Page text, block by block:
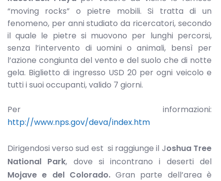
“moving rocks” o pietre mobili. Si tratta di un
fenomeno, per anni studiato da ricercatori, secondo
il quale le pietre si muovono per lunghi percorsi,
senza l’intervento di uomini o animali, bensì per
l’azione congiunta del vento e del suolo che di notte
gela. Biglietto di ingresso USD 20 per ogni veicolo e
tutti i suoi occupanti, valido 7 giorni.
Per informazioni:
http://www.nps.gov/deva/index.htm
Dirigendosi verso sud est si raggiunge il Joshua Tree
National Park, dove si incontrano i deserti del
Mojave e del Colorado.Gran parte dell’area è